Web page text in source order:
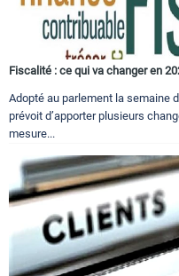
Fiscalité : ce qui va changer en
Adopté au parlement la semaine
prévoit d’apporter plusieurs
mesure...